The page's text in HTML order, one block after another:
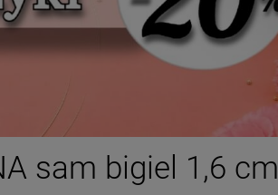
Naszyjnik STAL
CHIRURGICZNA księżyc
kamienie naturalne
sam bigiel 1,6 cm